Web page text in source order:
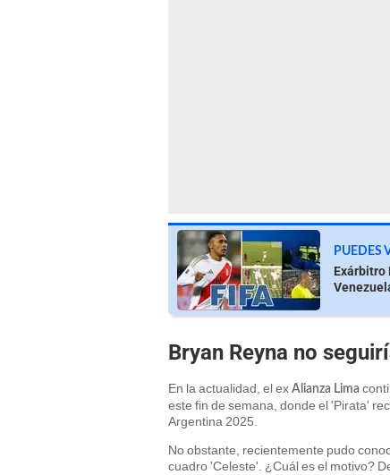
PUEDES
Exárbitro
Bryan Reyna no
En la actualidad, el ex Alianza Lima
este fin de semana, donde el 'Pirata'
Argentina 2025.
No obstante, recientemente pudo
cuadro 'Celeste'. ¿Cuál es el motivo?